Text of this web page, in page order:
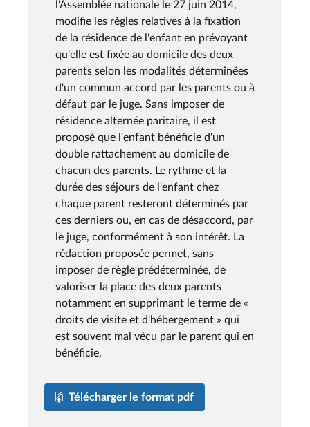
l'Assemblée nationale le 27 juin 2014,
modifie les règles relatives à la fixation
de la résidence de l'enfant en prévoyant
qu'elle est fixée au domicile des deux
parents selon les modalités déterminées
d'un commun accord par les parents ou à
défaut par le juge. Sans imposer de
résidence alternée paritaire, il est
proposé que l'enfant bénéficie d'un
double rattachement au domicile de
chacun des parents. Le rythme et la
durée des séjours de l'enfant chez
chaque parent resteront déterminés par
ces derniers ou, en cas de désaccord, par
le juge, conformément à son intérêt. La
rédaction proposée permet, sans
imposer de règle prédéterminée, de
valoriser la place des deux parents
notamment en supprimant le terme de «
droits de visite et d'hébergement » qui
est souvent mal vécu par le parent qui en
bénéficie.
Télécharger le format pdf